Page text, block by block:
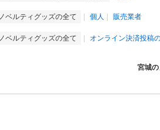
ノベルティグッズの全て 個人 販売業者
ノベルティグッズの全て オンライン決済投稿
宮城